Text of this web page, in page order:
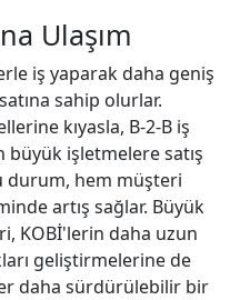
Ulaşım
iş yaparak daha geniş
sahip olurlar.
kıyasla, B-2-B iş
işletmelere satış
durum, hem müşteri
artış sağlar. Büyük
KOBİ'lerin daha uzun
geliştirmelerine de
daha sürdürülebilir bir